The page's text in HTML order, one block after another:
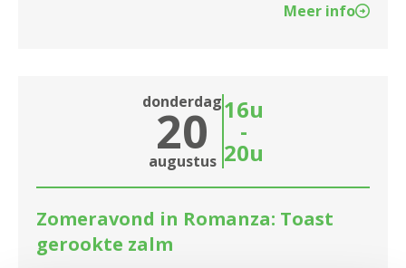
Meer info
donderdag
20
augustus
16u
-
20u
Zomeravond in Romanza: Toast
gerookte zalm